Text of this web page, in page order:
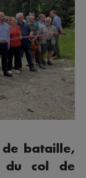
de bataille,
du col de